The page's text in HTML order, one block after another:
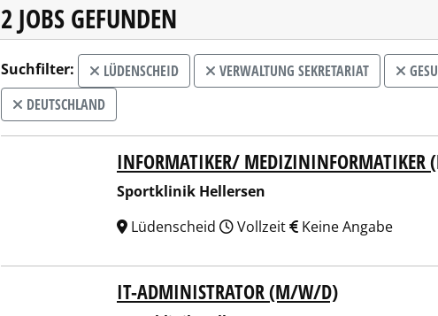
2 JOBS GEFUNDEN
Suchfilter: LÜDENSCHEID VERWALTUNG SEKRETARIAT
DEUTSCHLAND
Sportklinik HellersenINFORMATIKER/
Sportklinik Hellersen
Lüdenscheid
Vollzeit Keine Angabe
Sportklinik HellersenIT-ADMINISTRATOR (M/W/D)